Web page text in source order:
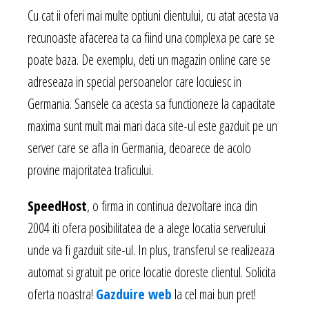
Cu cat ii oferi mai multe optiuni clientului, cu atat acesta va
recunoaste afacerea ta ca fiind una complexa pe care se
poate baza. De exemplu, deti un magazin online care se
adreseaza in special persoanelor care locuiesc in
Germania. Sansele ca acesta sa functioneze la capacitate
maxima sunt mult mai mari daca site-ul este gazduit pe un
server care se afla in Germania, deoarece de acolo
provine majoritatea traficului.
SpeedHost, o firma in continua dezvoltare inca din
2004 iti ofera posibilitatea de a alege locatia serverului
unde va fi gazduit site-ul. In plus, transferul se realizeaza
automat si gratuit pe orice locatie doreste clientul. Solicita
oferta noastra! Gazduire web la cel mai bun pret!